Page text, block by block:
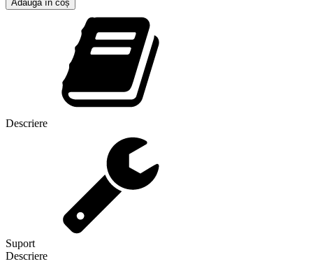
PK
Adaugă în coș
Descriere
Suport
Descriere